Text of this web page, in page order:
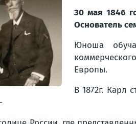
30 мая 1846
Основатель
Юноша
Европы.
В 1872г. Карл